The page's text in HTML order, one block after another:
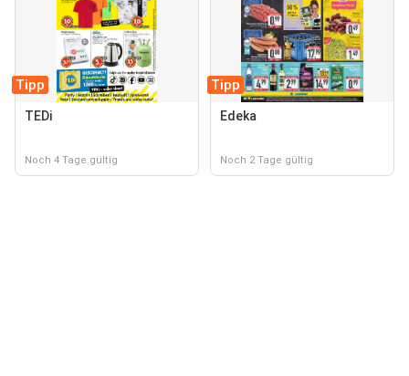
Tipp
TEDi
Noch 4 Tage gültig
Tipp
Edeka
Noch 2 Tage gültig